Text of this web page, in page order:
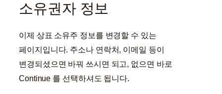
소유권자 정보
이제 상표 소유주 정보를 변경할 수 있는
페이지입니다. 주소나 연락처, 이메일 등이
변경되셨으면 바꿔 쓰시면 되고, 없으면 바로
Continue 를 선택하셔도 됩니다.